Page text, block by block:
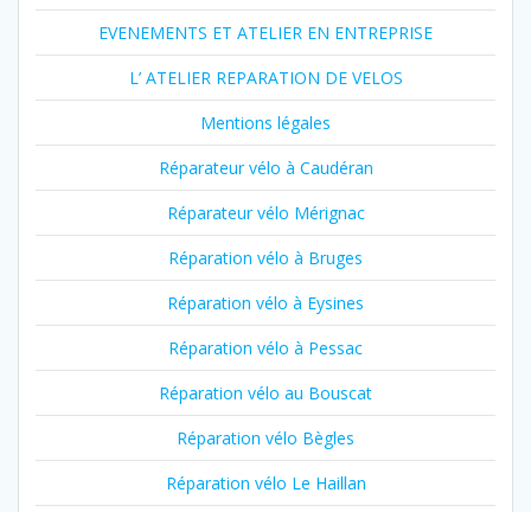
EVENEMENTS ET ATELIER EN ENTREPRISE
L’ ATELIER REPARATION DE VELOS
Mentions légales
Réparateur vélo à Caudéran
Réparateur vélo Mérignac
Réparation vélo à Bruges
Réparation vélo à Eysines
Réparation vélo à Pessac
Réparation vélo au Bouscat
Réparation vélo Bègles
Réparation vélo Le Haillan